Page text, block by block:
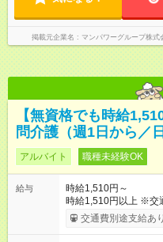
掲載元企業名 マンパワーグループ株
【無資格でも時給
問介護（週1日から／
アルバイト 職種未経験OK
給与
時給1,510円～
時給1,510円以上 ※交
考慮して決定します 【収入例】 週1回勤務の場合：1,510円×8時
間×4回=4万8,320円 週3回勤務の場合：1,510円×8時間×12回
交通費別途支給あり